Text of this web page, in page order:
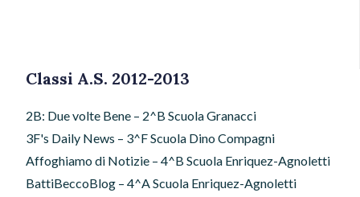
Classi A.S. 2012-2013
2B: Due volte Bene – 2^B Scuola Granacci
3F's Daily News – 3^F Scuola Dino Compagni
Affoghiamo di Notizie – 4^B Scuola Enriquez-Agnoletti
BattiBeccoBlog – 4^A Scuola Enriquez-Agnoletti